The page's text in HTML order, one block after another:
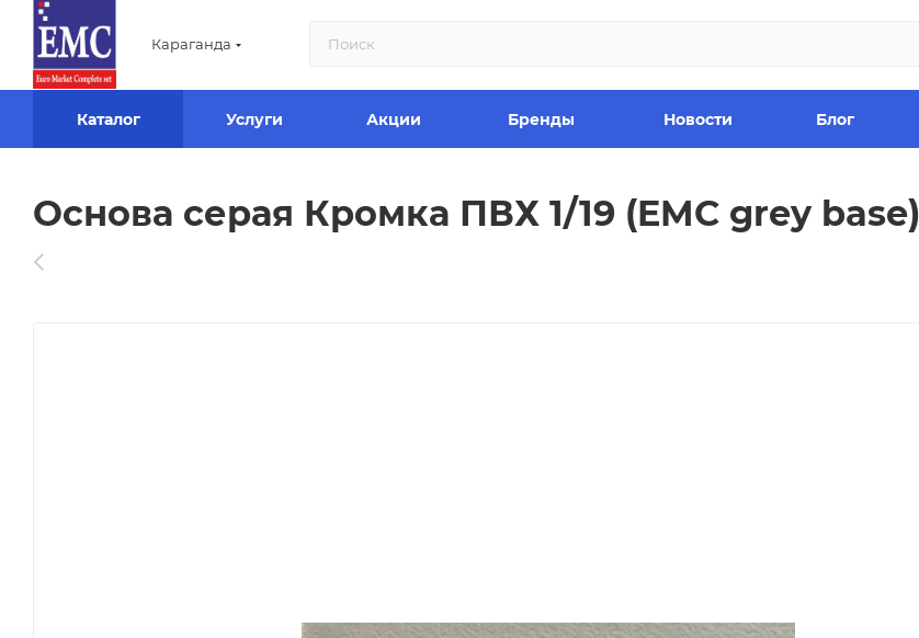
Караганда
Каталог Услуги Акции Бренды Новости Блог
Основа серая Кромка ПВХ 1/19 (EMC grey base)